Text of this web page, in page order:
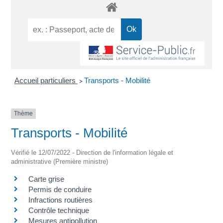
Accueil particuliers > Transports - Mobilité
Thème
Transports - Mobilité
Vérifié le 12/07/2022 - Direction de l'information légale et
administrative (Première ministre)
Carte grise
Permis de conduire
Infractions routières
Contrôle technique
Mesures antipollution